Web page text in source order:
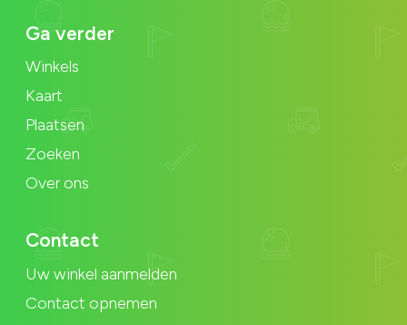
Ga verder
Winkels
Kaart
Plaatsen
Zoeken
Over ons
Contact
Uw winkel aanmelden
Contact opnemen